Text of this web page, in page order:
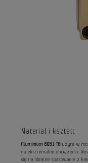
Materiał i kształt
Aluminium 6061 T6 użyte w
na ekstremalne obciążenia.
się na idealne spasowanie z